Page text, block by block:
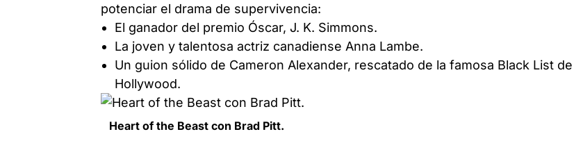
potenciar el drama de supervivencia:
El ganador del premio Óscar, J. K. Simmons.
La joven y talentosa actriz canadiense Anna Lambe.
Un guion sólido de Cameron Alexander, rescatado de la famosa Black List de
Hollywood.
Heart of the Beast con Brad Pitt.